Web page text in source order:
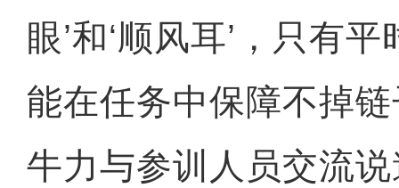
眼’和‘顺风耳’，只有
能在任务中保障不掉
牛力与参训人员交流